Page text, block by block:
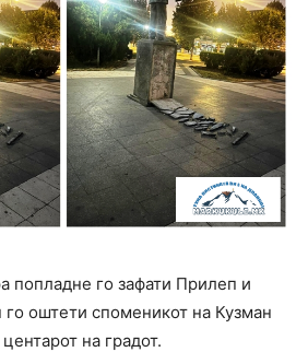
попладне го зафати Прилеп и
оштети споменикот на Кузман
на градот.